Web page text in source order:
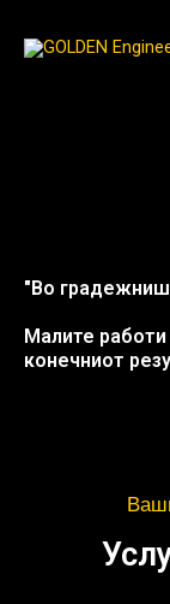
"Во
Малите работи
конечниот